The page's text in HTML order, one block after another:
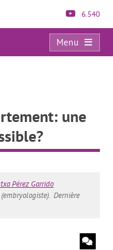
6.540
Menu
Fertilité après un avortement: une grossesse est-elle possible?
une
Pérez Garrido
(embryologiste). Dernière